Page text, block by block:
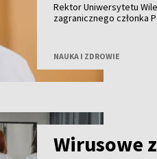
Rektor Uniwersytetu
zagranicznego członka
NAUKA I ZDROWIE
Wirusowe